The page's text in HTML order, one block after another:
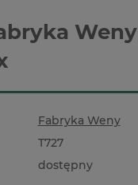
Weny
Fabryka Weny
T727
dostępny